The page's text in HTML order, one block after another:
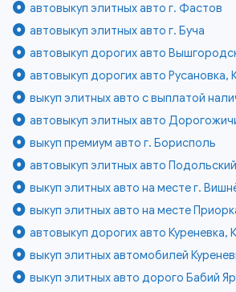
автовыкуп элитных авто г. Фастов
автовыкуп элитных авто г. Буча
автовыкуп дорогих авто
автовыкуп дорогих авто Русановка,
выкуп элитных авто с выплатой
автовыкуп элитных авто
выкуп премиум авто г. Борисполь
автовыкуп элитных авто
выкуп элитных авто на месте г.
выкуп элитных авто на месте
автовыкуп дорогих авто Куреневка,
выкуп элитных автомобилей
выкуп элитных авто дорого Бабий